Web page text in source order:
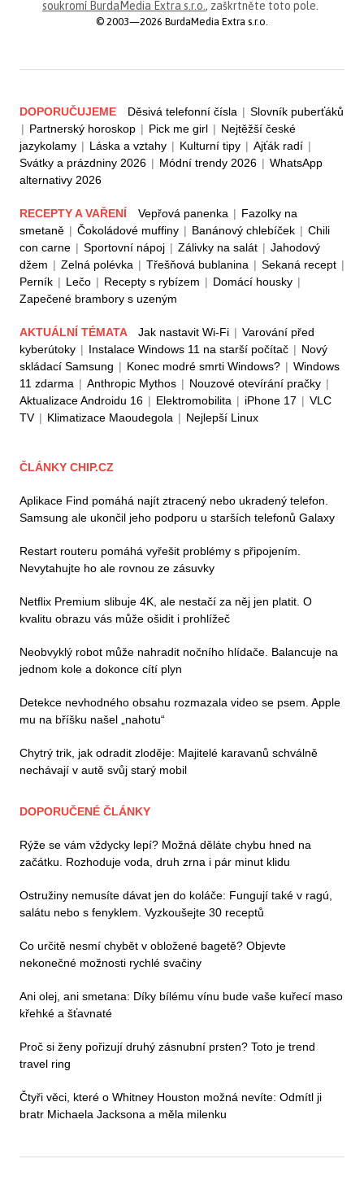
soukromí BurdaMedia Extra s.r.o., zaškrtněte toto pole.
© 2003—2026 BurdaMedia Extra s.r.o.
DOPORUČUJEME Děsivá telefonní čísla | Slovník puberťáků
| Partnerský horoskop | Pick me girl | Nejtěžší české
jazykolamy | Láska a vztahy | Kulturní tipy | Ajťák radí |
Svátky a prázdniny 2026 | Módní trendy 2026 | WhatsApp
alternativy 2026
RECEPTY A VAŘENÍ Vepřová panenka | Fazolky na
smetaně | Čokoládové muffiny | Banánový chlebíček | Chili
con carne | Sportovní nápoj | Zálivky na salát | Jahodový
džem | Zelná polévka | Třešňová bublanina | Sekaná recept |
Perník | Lečo | Recepty s rybízem | Domácí housky |
Zapečené brambory s uzeným
AKTUÁLNÍ TÉMATA Jak nastavit Wi-Fi | Varování před
kyberútoky | Instalace Windows 11 na starší počítač | Nový
skládací Samsung | Konec modré smrti Windows? | Windows
11 zdarma | Anthropic Mythos | Nouzové otevírání pračky |
Aktualizace Androidu 16 | Elektromobilita | iPhone 17 | VLC
TV | Klimatizace Maoudegola | Nejlepší Linux
ČLÁNKY CHIP.CZ
Aplikace Find pomáhá najít ztracený nebo ukradený telefon.
Samsung ale ukončil jeho podporu u starších telefonů Galaxy
Restart routeru pomáhá vyřešit problémy s připojením.
Nevytahujte ho ale rovnou ze zásuvky
Netflix Premium slibuje 4K, ale nestačí za něj jen platit. O
kvalitu obrazu vás může ošidit i prohlížeč
Neobvyklý robot může nahradit nočního hlídače. Balancuje na
jednom kole a dokonce cítí plyn
Detekce nevhodného obsahu rozmazala video se psem. Apple
mu na bříšku našel „nahotu“
Chytrý trik, jak odradit zloděje: Majitelé karavanů schválně
nechávají v autě svůj starý mobil
DOPORUČENÉ ČLÁNKY
Rýže se vám vždycky lepí? Možná děláte chybu hned na
začátku. Rozhoduje voda, druh zrna i pár minut klidu
Ostružiny nemusíte dávat jen do koláče: Fungují také v ragú,
salátu nebo s fenyklem. Vyzkoušejte 30 receptů
Co určitě nesmí chybět v obložené bagetě? Objevte
nekonečné možnosti rychlé svačiny
Ani olej, ani smetana: Díky bílému vínu bude vaše kuřecí maso
křehké a šťavnaté
Proč si ženy pořizují druhý zásnubní prsten? Toto je trend
travel ring
Čtyři věci, které o Whitney Houston možná nevíte: Odmítl ji
bratr Michaela Jacksona a měla milenku